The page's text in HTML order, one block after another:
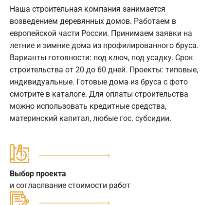
Наша строительная компания занимается
возведением деревянных домов. Работаем в
европейской части России. Принимаем заявки на
летние и зимние дома из профилированного бруса.
Варианты готовности: под ключ, под усадку. Срок
строительства от 20 до 60 дней. Проекты: типовые,
индивидуальные. Готовые дома из бруса с фото
смотрите в каталоге. Для оплаты строительства
можно использовать кредитные средства,
материнский капитал, любые гос. субсидии.
Выбор проекта
и согласлвание стоимости работ